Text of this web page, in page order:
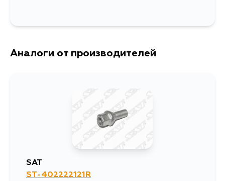
Аналоги от производителей
SAT
ST-402222121R